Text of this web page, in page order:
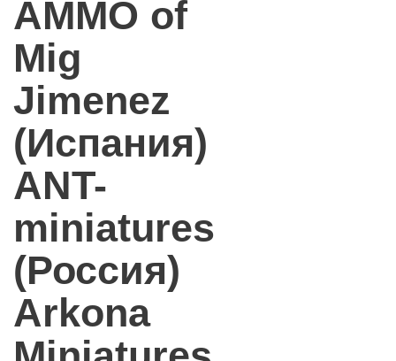
AMMO of
Mig
Jimenez
(Испания)
ANT-
miniatures
(Россия)
Arkona